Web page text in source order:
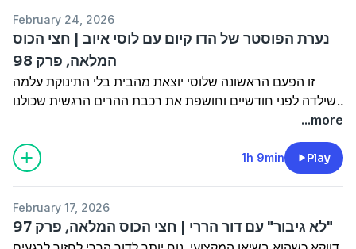
February 24, 2026
נערת הפוסטר של הדו קיום עם לוסי איוב | חצי הכוס
המלאה, פרק 98
זו הפעם הראשונה שלוסי יוצאת מהבית בלי התינוקת עלמה
שילדה לפני חודשיים וחושפת את רכבת ההרים הרגשית שכולנו
עוברות (כן גם בלידה השנייה). מהבכי הבלתי נשלט והטפשת
שנשארת גם אחרי ועד איך העונה החדשה של רוקדים מכתיבה
על כוס פטל עם סודה לוסי משתפת בלידה המורכבת והקהל
שמשתנה והטיפ החשוב של גורי, למה אחרי כל השידורים
הראשונים של רוקדים היא פרצה בבכי, וגם - הסירוב לפאודה,
...more
1h 9min Play
February 17, 2026
לא גיבור" עם דור הררי | חצי הכוס המלאה, פרק 97"